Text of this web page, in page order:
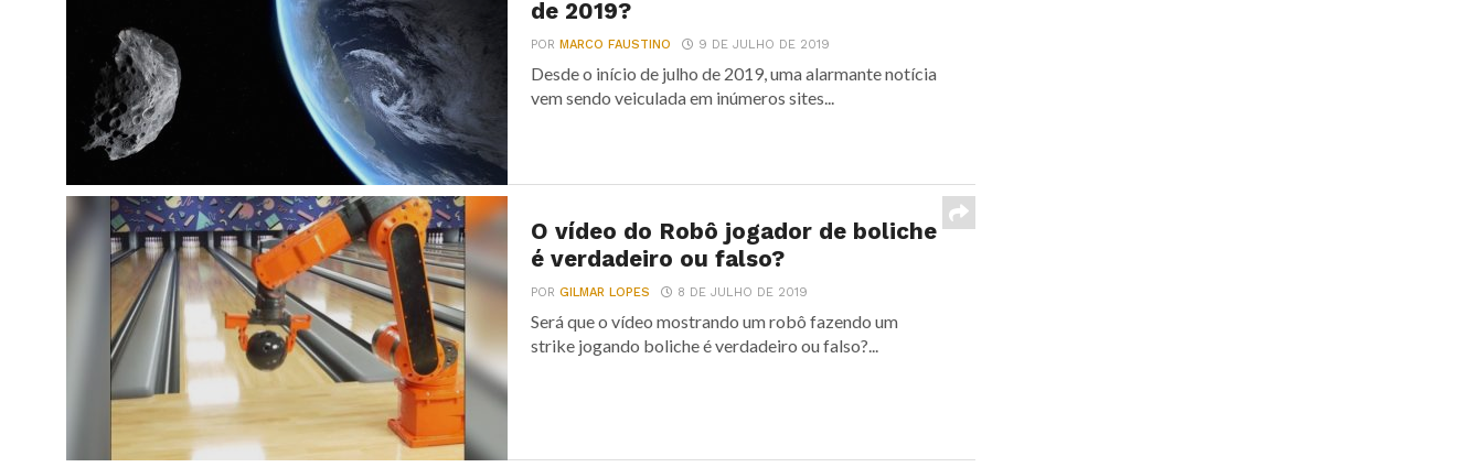
de 2019?
PORMARCO FAUSTINO 9 DE JULHO DE 2019
Desde o início de julho de 2019, uma alarmante notícia
vem sendo veiculada em inúmeros sites...
O vídeo do Robô jogador de boliche
é verdadeiro ou falso?
PORGILMAR LOPES 8 DE JULHO DE 2019
Será que o vídeo mostrando um robô fazendo um
strike jogando boliche é verdadeiro ou falso?...